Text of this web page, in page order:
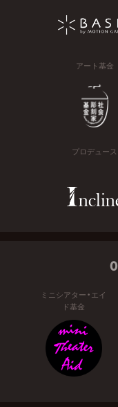
アート基金
プロデュース
ミニシアター・エイ
ド基金